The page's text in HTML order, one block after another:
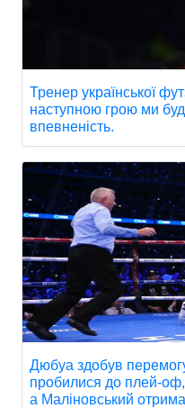
Тренер української
наступною грою ми
впевненість.
Дюбуа здобув
пробилися до плей-
а Маліновський